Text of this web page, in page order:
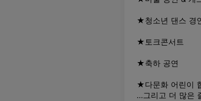
★청소년 댄스 경
★토크콘서트
★축하 공연
★다문화 어린이
…그리고 더 많은